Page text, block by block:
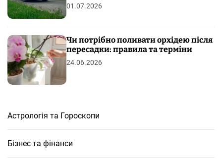
01.07.2026
Чи потрібно поливати орхідею після
пересадки: правила та терміни
24.06.2026
Астрологія та Гороскопи
Бізнес та фінанси